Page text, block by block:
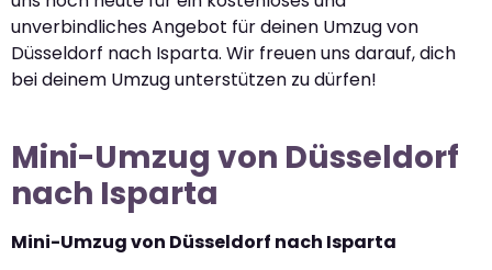
unverbindliches Angebot für deinen Umzug von
Düsseldorf nach Isparta. Wir freuen uns darauf, dich
bei deinem Umzug unterstützen zu dürfen!
Mini-Umzug von Düsseldorf
nach Isparta
Mini-Umzug von Düsseldorf nach Isparta